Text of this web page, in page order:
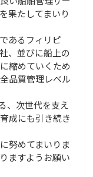
果たしてまいり
あるフィリピ
、並びに船上の
縮めていくため
品質管理レベル
、次世代を支え
成にも引き続き
努めてまいりま
ますようお願い